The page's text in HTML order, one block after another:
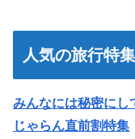
人気の旅行特集
みんなには秘密にし
じゃらん直前割特集